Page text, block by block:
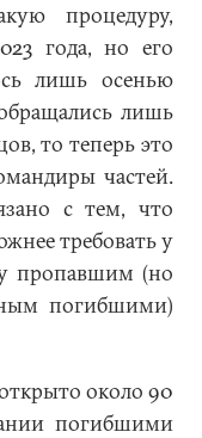
процедуру,
года, но его
лишь осенью
лишь
то теперь это
частей.
с тем, что
требовать у
пропавшим (но
погибшими)
около 90
погибшими